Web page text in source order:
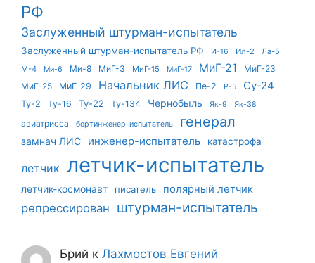
РФ
Заслуженный штурман-испытатель
Заслуженный штурман-испытатель РФ И-16 Ил-2
Ла-5
М-4
Ми-6 Ми-8 МиГ-3 МиГ-15 МиГ-17 МиГ-21
МиГ-23
МиГ-25
МиГ-29 Начальник ЛИС Пе-2 Р-5 Су-24
Ту-2 Ту-16 Ту-22 Ту-134 Чернобыль Як-9 Як-38
авиатрисса бортинженер-испытатель генерал
замнач ЛИС инженер-испытатель катастрофа
летчик летчик-испытатель
летчик-космонавт писатель полярный летчик
репрессирован штурман-испытатель
Брий кЛахмостов Евгений